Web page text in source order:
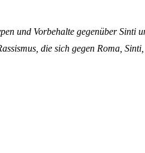
und Vorbehalte gegenüber
die sich gegen Roma,